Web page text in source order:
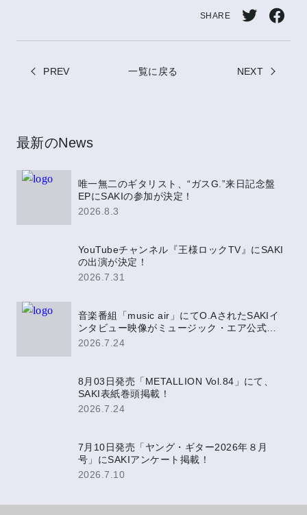
SHARE
シェ
でシ
PREV 一覧に戻る NEXT
最新のNews
唯一無二のギタリスト、“ガスG.”来日記念盤
EPにSAKIの参加が決定！
2026.8.3
YouTubeチャンネル『王様ロックTV』にSAKI
の出演が決定！
2026.7.31
音楽番組「music air」にてO.AされたSAKIイ
ンタビュー映像がミュージック・エア公式
YouTubeにて公開決定！
2026.7.24
8月03日発売「METALLION Vol.84」にて、
SAKI表紙巻頭掲載！
2026.7.24
7月10日発売「ヤング・ギター2026年８月
号」にSAKIアンケート掲載！
2026.7.10